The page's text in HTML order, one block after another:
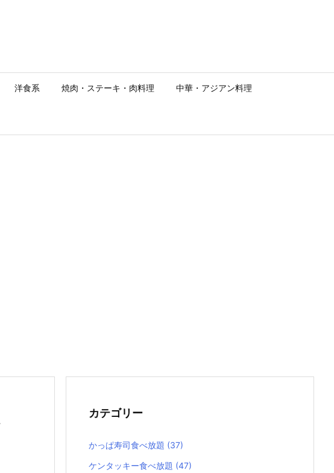
洋食系 焼肉・ステーキ・肉料理 中華・アジアン料理
カテゴリー
かっぱ寿司食べ放題 (37)
ケンタッキー食べ放題 (47)